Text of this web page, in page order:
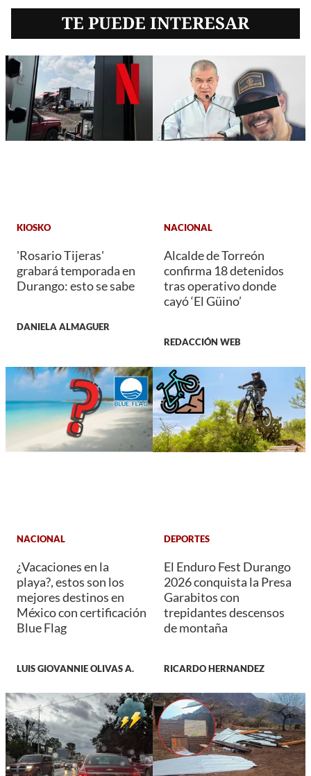
TE PUEDE INTERESAR
KIOSKO
'Rosario Tijeras'
grabará temporada en
Durango: esto se sabe
DANIELA ALMAGUER
NACIONAL
Alcalde de Torreón
confirma 18 detenidos
tras operativo donde
cayó ‘El Güino’
REDACCIÓN WEB
NACIONAL
¿Vacaciones en la
playa?, estos son los
mejores destinos en
México con certificación
Blue Flag
LUIS GIOVANNIE OLIVAS A.
DEPORTES
El Enduro Fest Durango
2026 conquista la Presa
Garabitos con
trepidantes descensos
de montaña
RICARDO HERNANDEZ